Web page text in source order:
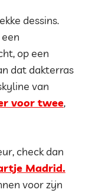
dessins.
op een
dat dakterras
van
voor twee,
check dan
Madrid.
voor zijn